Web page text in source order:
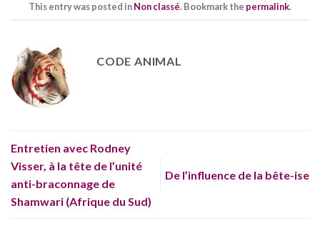
This entry was posted inNon classé. Bookmark the permalink.
CODE ANIMAL
Entretien avec Rodney
Visser, à la tête de l’unité
anti-braconnage de
Shamwari (Afrique du Sud)
De l’influence de la bête-ise